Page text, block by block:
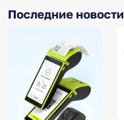
Последние новости